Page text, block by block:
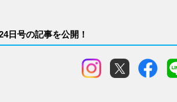
日号の記事を公開！